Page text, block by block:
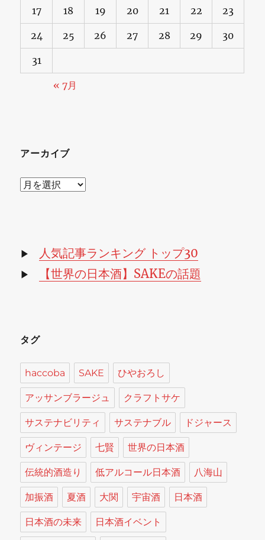
17 18 19 20 21 22 23
24 25 26 27 28 29 30
31
« 7月
アーカイブ
ア
ブ
▶ 人気記事ランキング トップ30
▶ 【世界の日本酒】SAKEの話題
タグ
haccoba SAKE ひやおろし
アッサンブラージュ クラフトサケ
サステナビリティ サステナブル ドジャース
ヴィンテージ 七賢 世界の日本酒
伝統的酒造り 低アルコール日本酒 八海山
加振酒 夏酒 大関 宇宙酒 日本酒
日本酒の未来 日本酒イベント